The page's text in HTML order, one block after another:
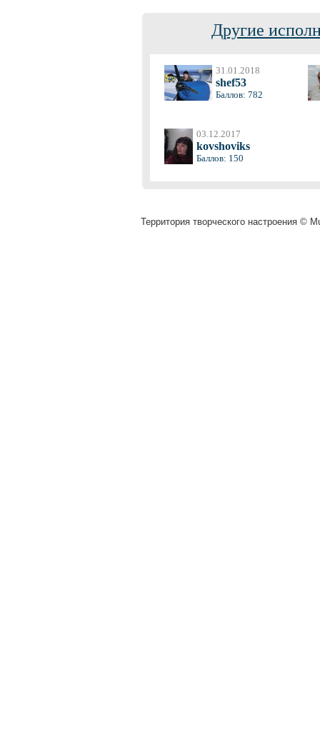
Другие
31.01.2018
shef53
Баллов: 782
03.12.2017
kovshoviks
Баллов: 150
Территория творческого настроения ©